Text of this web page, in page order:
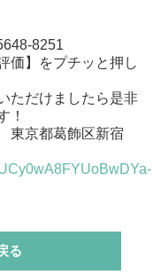
8251
価】をプチッと押し
ただけましたら是非
！
京都葛飾区新宿
る